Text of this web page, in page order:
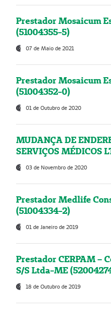
Prestador Mosaicum
(51004355-5)
07 de Maio de 2021
Prestador Mosaicum
(51004352-0)
01 de Outubro de 2020
MUDANÇA DE
SERVIÇOS MÉDICOS
03 de Novembro de 2020
Prestador Medlife
(51004334-2)
01 de Janeiro de 2019
Prestador CERPAM –
S/S Ltda-ME
18 de Outubro de 2019